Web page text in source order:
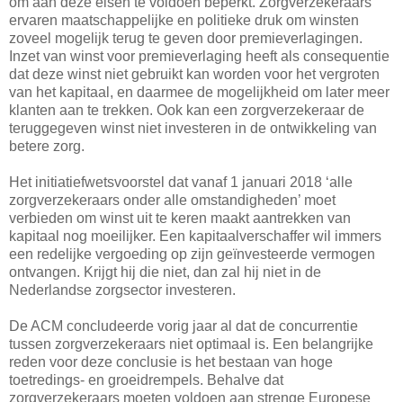
ervaren maatschappelijke en politieke druk om winsten
zoveel mogelijk terug te geven door premieverlagingen.
Inzet van winst voor premieverlaging heeft als consequentie
dat deze winst niet gebruikt kan worden voor het vergroten
van het kapitaal, en daarmee de mogelijkheid om later meer
klanten aan te trekken. Ook kan een zorgverzekeraar de
teruggegeven winst niet investeren in de ontwikkeling van
betere zorg.
Het initiatiefwetsvoorstel dat vanaf 1 januari 2018 ‘alle
zorgverzekeraars onder alle omstandigheden’ moet
verbieden om winst uit te keren maakt aantrekken van
kapitaal nog moeilijker. Een kapitaalverschaffer wil immers
een redelijke vergoeding op zijn geïnvesteerde vermogen
ontvangen. Krijgt hij die niet, dan zal hij niet in de
Nederlandse zorgsector investeren.
De ACM concludeerde vorig jaar al dat de concurrentie
tussen zorgverzekeraars niet optimaal is. Een belangrijke
reden voor deze conclusie is het bestaan van hoge
toetredings- en groeidrempels. Behalve dat
zorgverzekeraars moeten voldoen aan strenge Europese